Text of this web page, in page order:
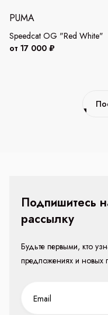
PUMA
Speedcat OG "Red White"
от 17 000 ₽
Подпишитесь
рассылку
Будьте первыми, кто
предложениях и новых